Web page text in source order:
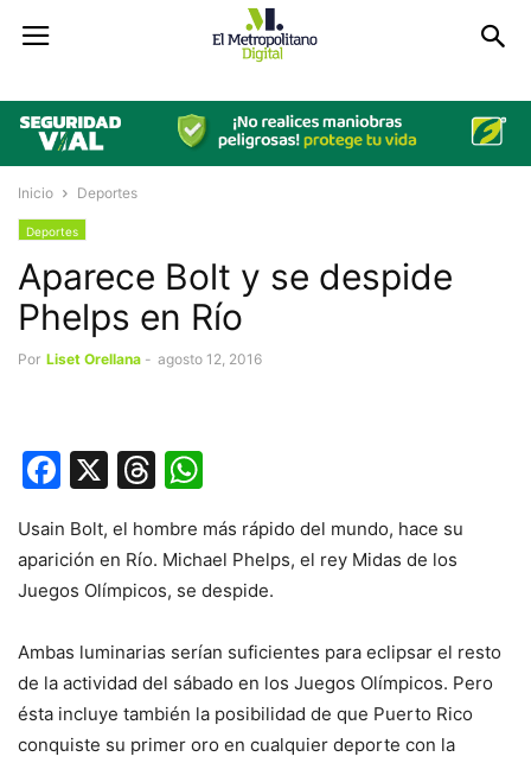
Inicio Deportes
Deportes
Aparece Bolt y se despide
Phelps en Río
Por Liset Orellana - agosto 12, 2016
Facebook
X Threads
Usain Bolt, el hombre más rápido del mundo, hace su
aparición en Río. Michael Phelps, el rey Midas de los
Juegos Olímpicos, se despide.
Ambas luminarias serían suficientes para eclipsar el resto
de la actividad del sábado en los Juegos Olímpicos. Pero
ésta incluye también la posibilidad de que Puerto Rico
conquiste su primer oro en cualquier deporte con la